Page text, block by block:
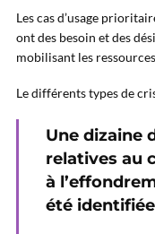
Les cas d’usage
ont des besoin et des
mobilisant les
Le différents types de
Une dizaine
relatives au
à
été